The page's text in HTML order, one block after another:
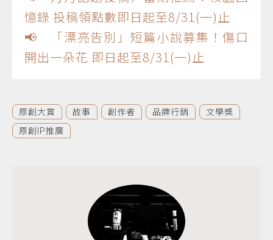
憶錄 投稿領點數即日起至8/31(一)止
📢 「漂亮告別」短篇小說募集！傷口
開出一朵花 即日起至8/31(一)止
原創大賞 故事 創作者 品牌行銷
文學獎
原創IP推廣